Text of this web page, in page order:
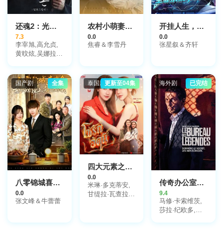
还魂2：光与影
7.3
李宰旭,高允贞,
黄旼炫,吴娜拉,
文成贤,李河汩,
李度京,洪瑞熙,
郑智安,金永今,
赵在允,车容学,
朴恩惠,徐慧媛,
申承浩,崔光一
农村小萌妻嫁到
0.0
焦睿＆李雪丹
开挂人生，全靠系统带我飞
0.0
张星叙＆齐轩
国产剧 全集
八零锦城喜事多东北爷们爱上卖盒饭的我
0.0
张文峰＆牛蕾蕾
泰国剧更新至04集
四大元素之火之爱链
0.0
米琳·多克蒂安,
甘缇拉·瓦查拉塔
海外剧 已完结
传奇办公室第二季
9.4
马修·卡索维茨,
莎拉·纪欧多,让-